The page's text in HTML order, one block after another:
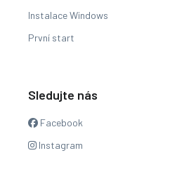
Instalace Windows
První start
Sledujte nás
Facebook
Instagram